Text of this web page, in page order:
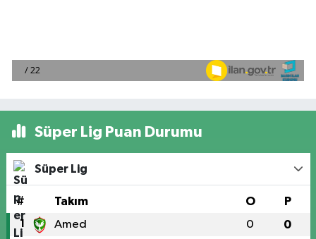
Süper Lig Puan Durumu
Süper Lig
# Takım O P
1 Amed 0 0